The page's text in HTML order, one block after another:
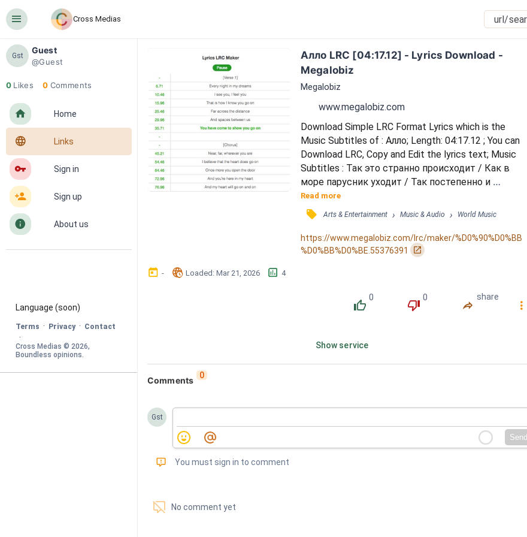
󰍜 Cross Medias
Gst
Guest
@Guest
0 Likes 0 Comments
󰋜 Home
󰖟 Links
󰌆 Sign in
󰀔 Sign up
󰋼 About us
Language (soon)
Terms · Privacy · Contact
·
Cross Medias © 2026
Boundless opinions.
Алло LRC [04:17.12] - Lyrics Download -
Megalobiz
Megalobiz
www.megalobiz.com
Download Simple LRC Format Lyrics which is the
Music Subtitles of : Алло; Length: 04:17.12 ; You can
Download LRC, Copy and Edit the lyrics text; Music
Subtitles : Так это странно происходит / Как в
море парусник уходит / Так постепенно и
проходят / Наши мечты / Все дальше парусник
все дальше / Все больше между нами фальши /
Так неужели милый мальчик / Это был ты / Как я
верила глазам твоим / Как я верила словам
твоим / Боже как смешно / Глупо и смешно /
Read more
󰓹 Arts & Entertainment › Music & Audio › World Music
https://www.megalobiz.com/lrc/maker/%D0%90%D0%BB
%D0%BB%D0%BE.55376391
󰏌
󰃶 - 󱉊 Loaded: Mar 21, 2026 󱕎 4
󰔔
0
󰔒
0
󰤲
share
󰇙
Show service
Comments 0
Gst
Send
󰅾 You must sign in to comment
󱗢 No comment yet